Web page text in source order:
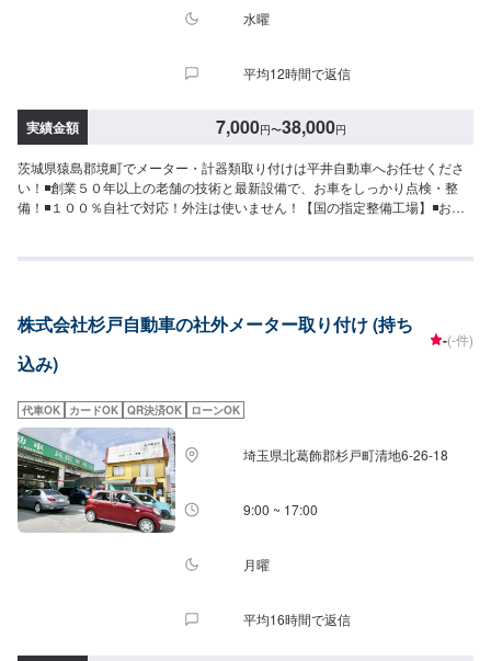
水曜
平均12時間で返信
実績金額 7,000円〜38,000円
茨城県猿島郡境町でメーター・計器類取り付けは平井自動車へお任せくださ
い！◾創業５０年以上の老舗の技術と最新設備で、お車をしっかり点検・整
備！◾１００％自社で対応！外注は使いません！【国の指定整備工場】◾お車
れてしまった…★保険を使えべきなのかわからない…などのご相談もお気軽
ご納得いただければ作業開始【4】仕上がり次第納車-----納期について-----納
期は通常2日～3日程度で納車となります。車種や条件などにより、納期は前
後する場合がございます。予めご了承ください。-----代車について-----無料の
料代はお客様にご負担いただいております。※内容などにより貸し出し出来か
ねる場合もございます。-----ご来店時の注意、受付方法-----入庫の際はお気を
つけてお越しください。駐車スペースは事務所前のお客様駐車スペースに駐
車してください。受付はスタッフへ「メンテモで予約しました」とお伝えく
ださい。ご案内いたします。
株式会社杉戸自動車の社外メーター取り付け (持ち
込み)
-(-件)
代車OK カードOK QR決済OK ローンOK
埼玉県北葛飾郡杉戸町清地6-26-18
9:00 ~ 17:00
月曜
平均16時間で返信